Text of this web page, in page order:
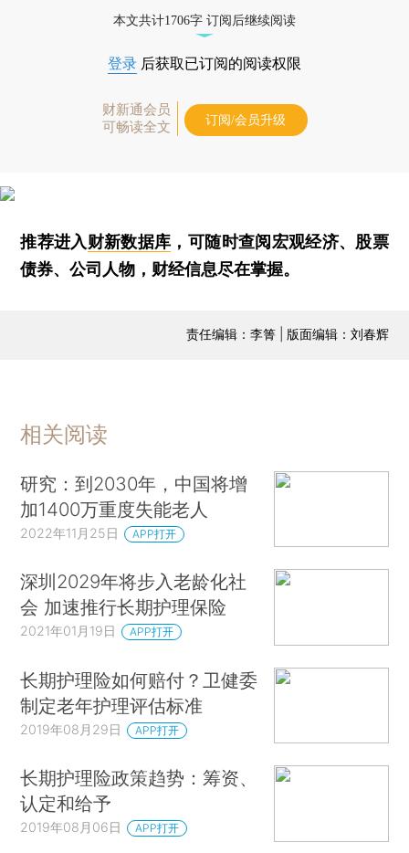
本文共计1706字 订阅后继续阅读
登录 后获取已订阅的阅读权限
财新通会员
可畅读全文
订阅/会员升级
推荐进入财新数据库 ，可随时查阅宏观经济、股票
债券、公司人物，财经信息尽在掌握。
责任编辑：李箐 | 版面编辑：刘春辉
相关阅读
研究：到2030年，中国将增
加1400万重度失能老人
2022年11月25日 APP打开
深圳2029年将步入老龄化社
会 加速推行长期护理保险
2021年01月19日 APP打开
长期护理险如何赔付？卫健委
制定老年护理评估标准
2019年08月29日 APP打开
长期护理险政策趋势：筹资、
认定和给予
2019年08月06日 APP打开